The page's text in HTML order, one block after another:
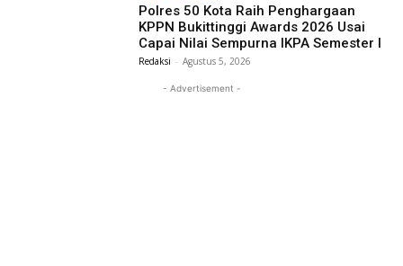
Polres 50 Kota Raih Penghargaan
KPPN Bukittinggi Awards 2026 Usai
Capai Nilai Sempurna IKPA Semester I
Redaksi - Agustus 5, 2026
- Advertisement -